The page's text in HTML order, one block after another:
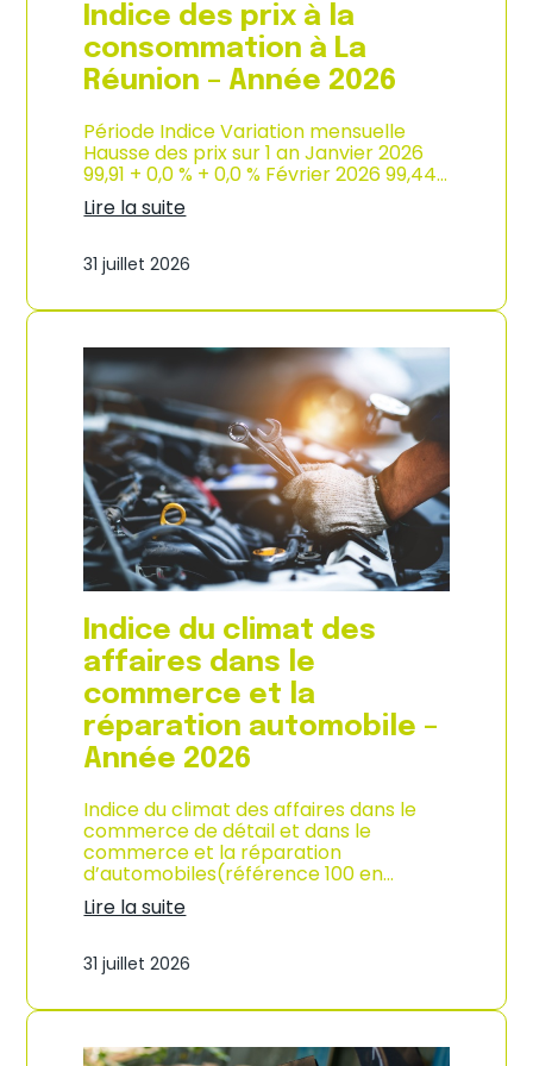
2
0
2
6
Indice des prix à la
consommation à La
Réunion – Année 2026
Période Indice Variation mensuelle
Hausse des prix sur 1 an Janvier 2026
99,91 + 0,0 % + 0,0 % Février 2026 99,44…
Lire la suite
n
i
e
e
s
p
r
i
x
à
l
a
c
o
n
s
o
m
m
a
t
o
n
à
L
R
u
n
o
n
31 juillet 2026
Indice du climat des
affaires dans le
commerce et la
réparation automobile –
Année 2026
Indice du climat des affaires dans le
commerce de détail et dans le
commerce et la réparation
d’automobiles(référence 100 en…
Lire la suite
n
i
e
31 juillet 2026